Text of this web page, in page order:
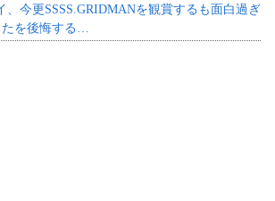
、今更SSSS.GRIDMANを観賞するも面白過ぎ
を後悔する…